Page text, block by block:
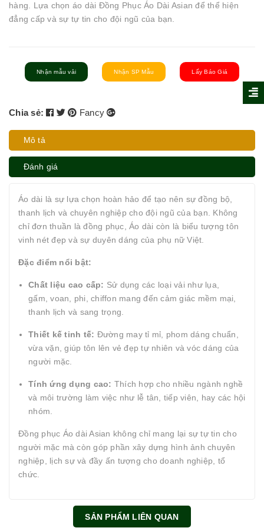
hàng. Lựa chọn áo dài Đồng Phục Áo Dài Asian để thể hiện
đẳng cấp và sự tự tin cho đội ngũ của bạn.
Nhận mẫu vải Nhận SP Mẫu Lấy Báo Giá
Chia sẻ: Fancy
Mô tả
Đánh giá
Áo dài là sự lựa chọn hoàn hảo để tạo nên sự đồng bộ,
thanh lịch và chuyên nghiệp cho đội ngũ của bạn. Không
chỉ đơn thuần là đồng phục, Áo dài còn là biểu tượng tôn
vinh nét đẹp và sự duyên dáng của phụ nữ Việt.
Đặc điểm nổi bật:
Chất liệu cao cấp: Sử dụng các loại vải như lụa,
gấm, voan, phi, chiffon mang đến cảm giác mềm mại,
thanh lịch và sang trọng.
Thiết kế tinh tế: Đường may tỉ mỉ, phom dáng chuẩn,
vừa vặn, giúp tôn lên vẻ đẹp tự nhiên và vóc dáng của
người mặc.
Tính ứng dụng cao: Thích hợp cho nhiều ngành nghề
và môi trường làm việc như lễ tân, tiếp viên, hay các hội
nhóm.
Đồng phục Áo dài Asian không chỉ mang lại sự tự tin cho
người mặc mà còn góp phần xây dựng hình ảnh chuyên
nghiệp, lịch sự và đầy ấn tượng cho doanh nghiệp, tổ
chức.
SẢN PHẨM LIÊN QUAN